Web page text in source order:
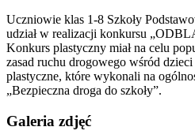
Uczniowie klas 1-8 Szkoły
udział w realizacji konkursu
Konkurs plastyczny miał na celu
zasad ruchu drogowego wśród
plastyczne, które wykonali na
„Bezpieczna droga do szkoły”.
Galeria zdjęć